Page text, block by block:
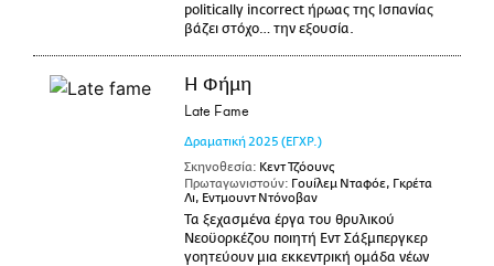
politically incorrect ήρωας της Ισπανίας
βάζει στόχο… την εξουσία.
Η Φήμη
Late Fame
Δραματική 2025 (ΕΓΧΡ.)
Σκηνοθεσία: Κεντ Τζόουνς
Πρωταγωνιστούν: Γουίλεμ Νταφόε, Γκρέτα
Λι, Εντμουντ Ντόνοβαν
Τα ξεχασμένα έργα του θρυλικού
Νεοϋορκέζου ποιητή Εντ Σάξμπεργκερ
γοητεύουν μια εκκεντρική ομάδα νέων